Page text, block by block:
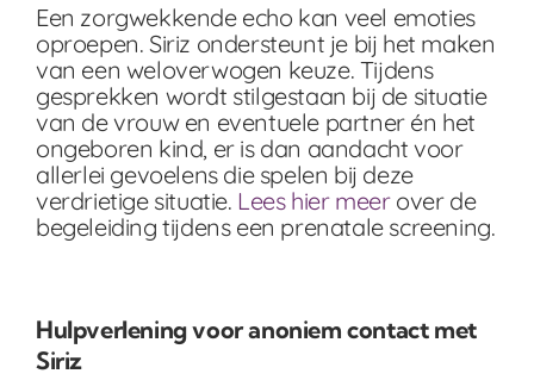
Een zorgwekkende echo kan veel emoties
oproepen. Siriz ondersteunt je bij het maken
van een weloverwogen keuze. Tijdens
gesprekken wordt stilgestaan bij de situatie
van de vrouw en eventuele partner én het
ongeboren kind, er is dan aandacht voor
allerlei gevoelens die spelen bij deze
verdrietige situatie. Lees hier meerover de
begeleiding tijdens een prenatale screening.
Hulpverlening voor anoniem contact met
Siriz